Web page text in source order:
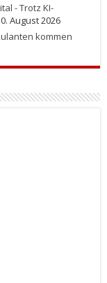
- Trotz KI-
August 2026
kommen